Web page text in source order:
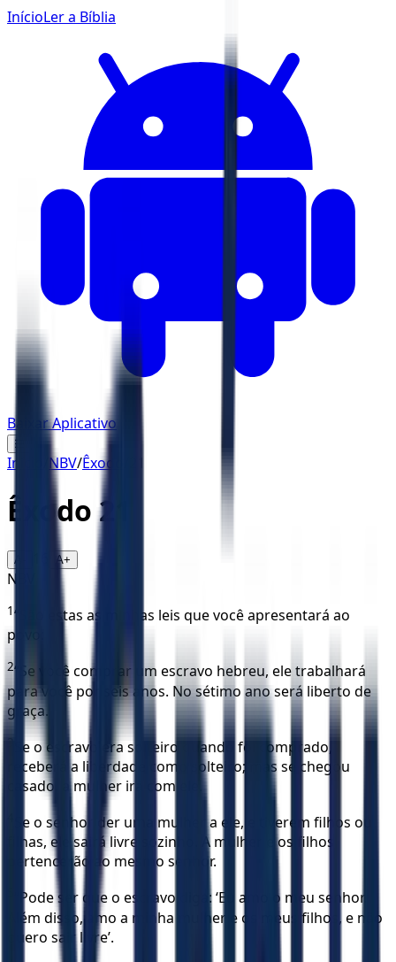
InícioLer a Bíblia
Baixar Aplicativo
☰
Início NBV/Êxodo
Êxodo 21
A- A+
NBV
1“São estas as minhas leis que você apresentará ao
povo:
2“Se você comprar um escravo hebreu, ele trabalhará
para você por seis anos. No sétimo ano será liberto de
graça.
Se o escravo era solteiro quando foi comprado,
receberá a liberdade como solteiro; mas se chegou
casado, a mulher irá com ele.
Se o senhor der uma mulher a ele, e tiverem filhos ou
filhas, ele sairá livre sozinho. A mulher e os filhos
pertencerão ao mesmo senhor.
“Pode ser que o escravo diga: ‘Eu amo o meu senhor.
Além disso, amo a minha mulher e os meus filhos, e não
quero sair livre’.